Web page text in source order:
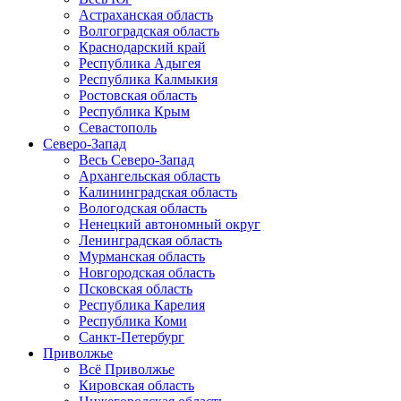
Астраханская область
Волгоградская область
Краснодарский край
Республика Адыгея
Республика Калмыкия
Ростовская область
Республика Крым
Севастополь
Северо-Запад
Весь Северо-Запад
Архангельская область
Калининградская область
Вологодская область
Ненецкий автономный округ
Ленинградская область
Мурманская область
Новгородская область
Псковская область
Республика Карелия
Республика Коми
Санкт-Петербург
Приволжье
Всё Приволжье
Кировская область